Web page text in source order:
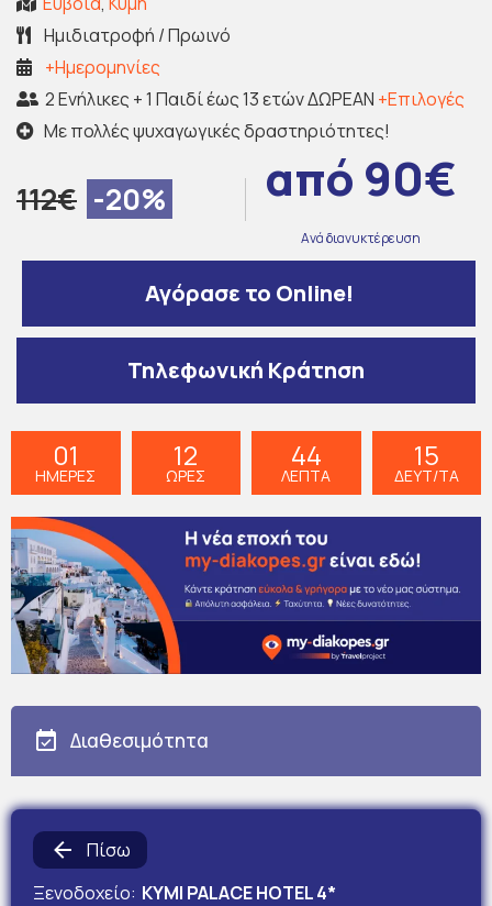
Ημιδιατροφή / Πρωινό
+Ημερομηνίες
2 Ενήλικες + 1 Παιδί έως 13 ετών ΔΩΡΕΑΝ +Επιλογές
Με πολλές ψυχαγωγικές δραστηριότητες!
112€ -20% από 90€
Ανά διανυκτέρευση
Αγόρασε το Online!
Τηλεφωνική Κράτηση
01
ΗΜΕΡΕΣ
12
ΩΡΕΣ
44
ΛΕΠΤΑ
14
ΔΕΥΤ/ΤΑ
Διαθεσιμότητα
Πίσω
Ξενοδοχείο: KYMI PALACE HOTEL 4*